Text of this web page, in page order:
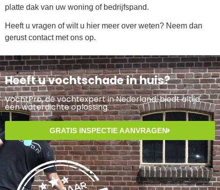
platte dak van uw woning of bedrijfspand.
Heeft u vragen of wilt u hier meer over weten? Neem dan
gerust contact met ons op.
Heeft u vochtschade in huis?
VochtPro, dé vochtexpert in Nederland, biedt altijd
een waterdichte oplossing.
GRATIS INSPECTIE AANVRAGEN